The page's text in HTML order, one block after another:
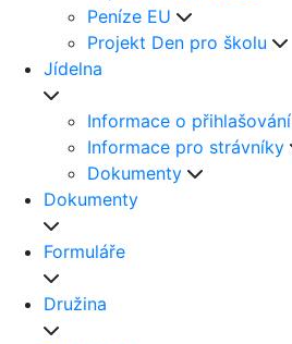
Peníze EU
Projekt Den pro školu
Jídelna
Informace o přihlašování
Informace pro strávníky
Dokumenty
Dokumenty
Formuláře
Družina